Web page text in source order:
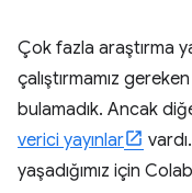
Çok fazla araştırma
çalıştırmamız
bulamadık. Ancak
verici yayınlar
yaşadığımız için